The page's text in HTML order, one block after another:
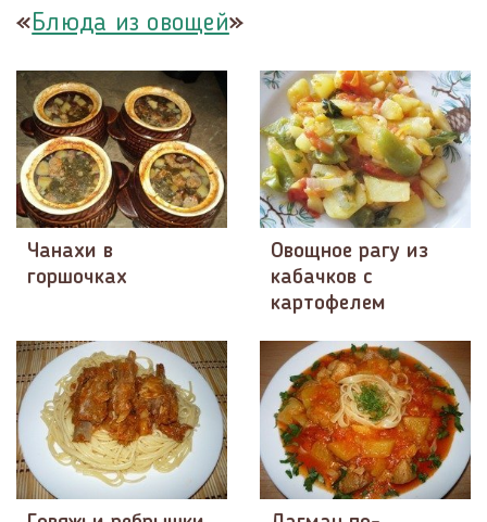
«Блюда из овощей»
Чанахи в
горшочках
Овощное рагу из
кабачков с
картофелем